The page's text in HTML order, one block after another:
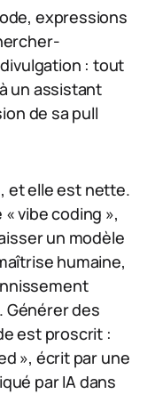
expressions
: tout
un assistant
de sa pull
et elle est nette.
« vibe coding »,
un modèle
humaine,
. Générer des
est proscrit :
», écrit par une
par IA dans